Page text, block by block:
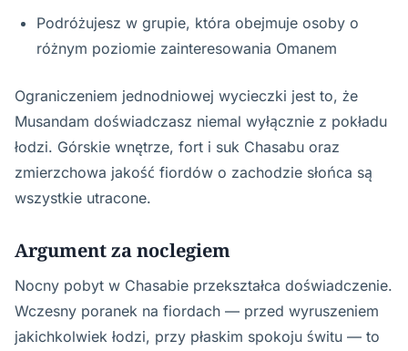
Podróżujesz w grupie, która obejmuje osoby o
różnym poziomie zainteresowania Omanem
Ograniczeniem jednodniowej wycieczki jest to, że
Musandam doświadczasz niemal wyłącznie z pokładu
łodzi. Górskie wnętrze, fort i suk Chasabu oraz
zmierzchowa jakość fiordów o zachodzie słońca są
wszystkie utracone.
Argument za noclegiem
Nocny pobyt w Chasabie przekształca doświadczenie.
Wczesny poranek na fiordach — przed wyruszeniem
jakichkolwiek łodzi, przy płaskim spokoju świtu — to